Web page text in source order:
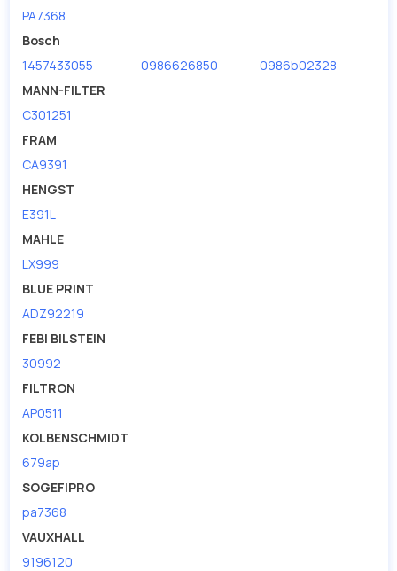
PA7368
Bosch
1457433055
0986626850
0986b02328
MANN-FILTER
C301251
FRAM
CA9391
HENGST
E391L
MAHLE
LX999
BLUE PRINT
ADZ92219
FEBI BILSTEIN
30992
FILTRON
AP0511
KOLBENSCHMIDT
679ap
SOGEFIPRO
pa7368
VAUXHALL
9196120